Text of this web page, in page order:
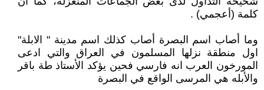
كلمة (أعجمي) .
وما أصاب اسم البصرة أصاب كذلك اسم مدينة " الابلة"
اول منطقة نزلها المسلمون في العراق والتي ادعى
المورخون العرب انه فارسي فحين يؤكد الأستاذ طة باقر
والأبله هي المرسى الواقع في البصرة